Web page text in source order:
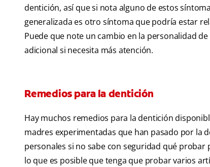
dentición, así que si nota alguno de estos
generalizada es otro síntoma que podría estar
Puede que note un cambio en la personalidad
adicional si necesita más atención.
Remedios para la dentición
Hay muchos remedios para la dentición
madres experimentadas que han pasado por la
personales si no sabe con seguridad qué
lo que es posible que tenga que probar varios